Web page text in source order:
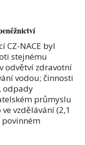
CZ-NACE byl
stejnému
odvětví zdravotní
vodou; činnosti
odpady
průmyslu
vzdělávání (2,1
povinném